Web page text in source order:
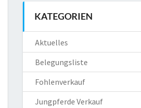
KATEGORIEN
Aktuelles
Belegungsliste
Fohlenverkauf
Jungpferde Verkauf